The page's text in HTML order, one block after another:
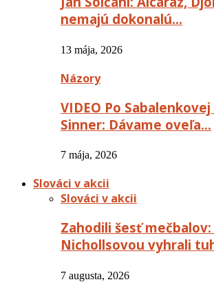
nemajú dokonalú…
13 mája, 2026
Názory
VIDEO Po
Sinner: Dávame oveľa…
7 mája, 2026
Slováci v akcii
Slováci v akcii
Zahodili šesť
Nichollsovou vyhrali
7 augusta, 2026